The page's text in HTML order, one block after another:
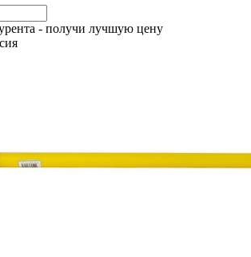
- получи лучшую цену